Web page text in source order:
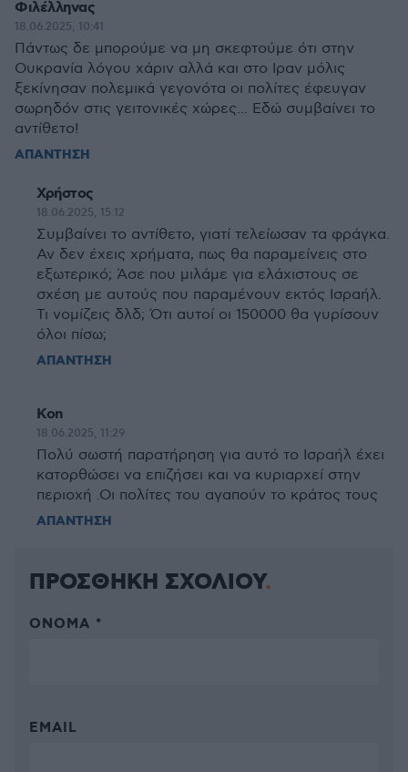
Φιλέλληνας
18.06.2025, 10:41
Πάντως δε μπορούμε να μη σκεφτούμε ότι στην
Ουκρανία λόγου χάριν αλλά και στο Ιραν μόλις
ξεκίνησαν πολεμικά γεγονότα οι πολίτες έφευγαν
σωρηδόν στις γειτονικές χώρες... Εδώ συμβαίνει το
αντίθετο!
ΑΠΑΝΤΗΣΗ
Χρήστος
18.06.2025, 15:12
Συμβαίνει το αντίθετο, γιατί τελείωσαν τα φράγκα.
Αν δεν έχεις χρήματα, πως θα παραμείνεις στο
εξωτερικό; Άσε που μιλάμε για ελάχιστους σε
σχέση με αυτούς που παραμένουν εκτός Ισραήλ.
Τι νομίζεις δλδ; Ότι αυτοί οι 150000 θα γυρίσουν
όλοι πίσω;
ΑΠΑΝΤΗΣΗ
Kon
18.06.2025, 11:29
Πολύ σωστή παρατήρηση για αυτό το Ισραήλ έχει
κατορθώσει να επιζήσει και να κυριαρχεί στην
περιοχή .Οι πολίτες του αγαπούν το κράτος τους
ΑΠΑΝΤΗΣΗ
ΠΡΟΣΘΗΚΗ ΣΧΟΛΙΟΥ
ΌΝΟΜΑ *
EMAIL